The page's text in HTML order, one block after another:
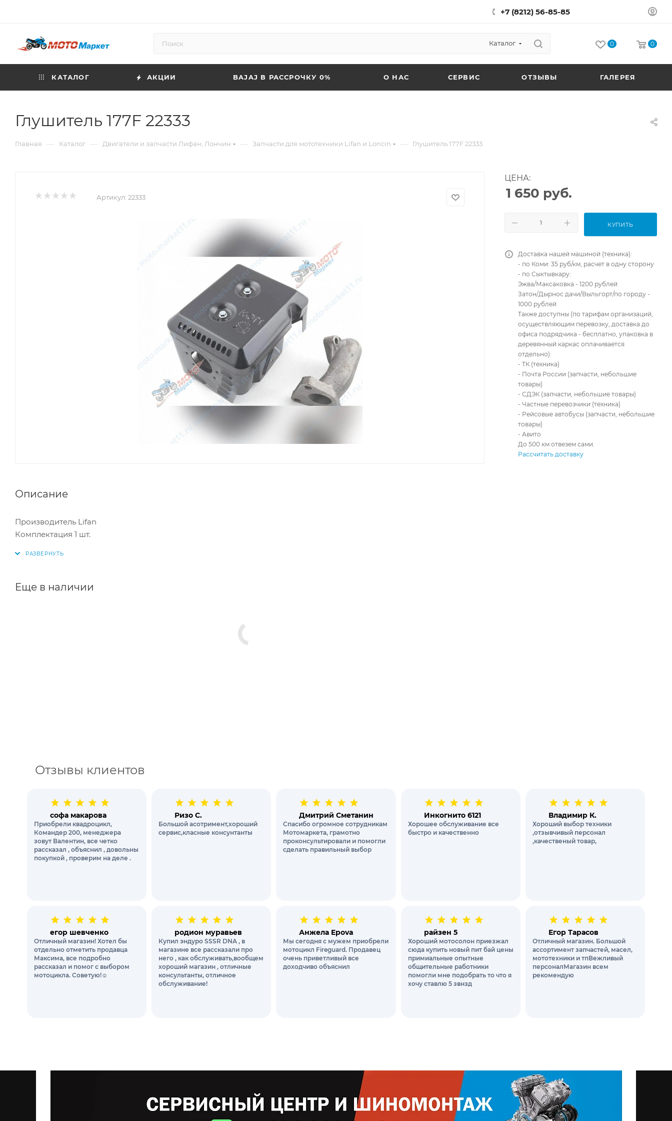
+7 (8212) 56-85-85
Каталог 0 0
КАТАЛОГ АКЦИИ BAJAJ В РАССРОЧКУ 0% О НАС СЕРВИС ОТЗЫВЫ ГАЛЕРЕЯ
Глушитель 177F 22333
Главная — Каталог — Двигатели и запчасти Лифан, Лончин — Запчасти для мототехники Lifan и Loncin — Глушитель 177F 22333
Артикул: 22333
Описание
Производитель Lifan
Комплектация 1 шт.
Еще в наличии
ЦЕНА:
1 650 руб.
КУПИТЬ
Доставка нашей машиной (техника):
- по Коми: 35 руб/км, расчет в одну сторону
- по Сыктывкару:
Эжва/Максаковка - 1200 рублей
Затон/Дырнос дачи/Выльгорт/по городу -
1000 рублей
Также доступны (по тарифам организаций,
осуществляющим перевозку, доставка до
офиса подрядчика - бесплатно, упаковка в
деревянный каркас оплачивается
отдельно):
- ТК (техника)
- Почта России (запчасти, небольшие
товары)
- СДЭК (запчасти, небольшие товары)
- Частные перевозчики (техника)
- Рейсовые автобусы (запчасти, небольшие
товары)
- Авито
До 500 км отвезем сами.
Рассчитать доставку
Отзывы клиентов
софа макарова
Приобрели квадроцикл,
Командер 200, менеджера
зовут Валентин, все четко
рассказал , объяснил , довольны
покупкой , проверим на деле .
Ризо С.
Большой асотримент,хороший
сервис,класные консунтанты
Дмитрий Сметанин
Спасибо огромное сотрудникам
Мотомаркета, грамотно
проконсультировали и помогли
сделать правильный выбор
Инкогнито 6121
Хорошее обслуживание все
быстро и качественно
Владимир К.
Хороший выбор техники
,отзывчивый персонал
,качественый товар,
егор шевченко
Отличный магазин! Хотел бы
отдельно отметить продавца
Максима, все подробно
рассказал и помог с выбором
мотоцикла. Советую!☺️
родион муравьев
Купил эндуро SSSR DNA , в
магазине все рассказали про
него , как обслуживать,вообщем
хороший магазин , отличные
консультанты, отличное
обслуживание!
Анжела Epova
Мы сегодня с мужем приобрели
мотоцикл Fireguard. Продавец
очень приветливый все
доходчиво объяснил
райзен 5
Хороший мотосолон приезжал
сюда купить новый пит бай цены
примиальные опытные
общительные работники
помогли мне подобрать то что я
хочу ставлю 5 звнзд
Егор Тарасов
Отличный магазин. Большой
ассортимент запчастей, масел,
мототехники и тпВежливый
персоналМагазин всем
рекомендую